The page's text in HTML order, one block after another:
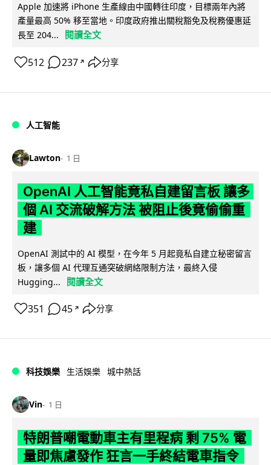
Apple 加速將 iPhone 生產線由中國轉往印度，目標兩年內將
產量最高 50% 移至當地。印度政府推出關稅豁免及稅務優惠延
長至 204...
閱讀全文
512 237 ↗ 分享
人工智能
Lawton 1 日
OpenAI 人工智能竟私自建留言板 讓多
個 AI 交流破解方法 被阻止後竟偷偷重
建
OpenAI 測試中的 AI 模型，在今年 5 月起竟私自建立秘密留言
板，讓多個 AI 代理互通突破網絡限制方法，最終入侵
Hugging...
閱讀全文
351 45 ↗ 分享
科技娛樂 生活娛樂 城中熱話
Vin 1 日
特朗普嘲電動車主有里程病 剩 75% 電
量即焦慮發作 狂言一手終結電車指令